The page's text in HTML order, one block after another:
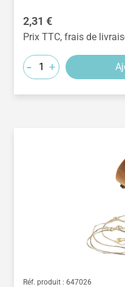
Prix régulier :
2,31 €
Prix TTC, frais de
- +
Réf. produit : 647026